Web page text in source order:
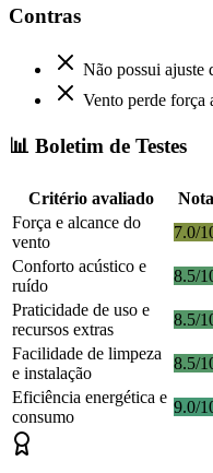
Contras
Não possui ajuste
Vento perde força
📊 Boletim de Testes
Critério avaliado Nota
Força e alcance do
vento
7.0/
Conforto acústico e
ruído
8.5/
Praticidade de uso e
recursos extras
8.5/
Facilidade de limpeza
e instalação
8.5/
Eficiência energética e
consumo
9.0/